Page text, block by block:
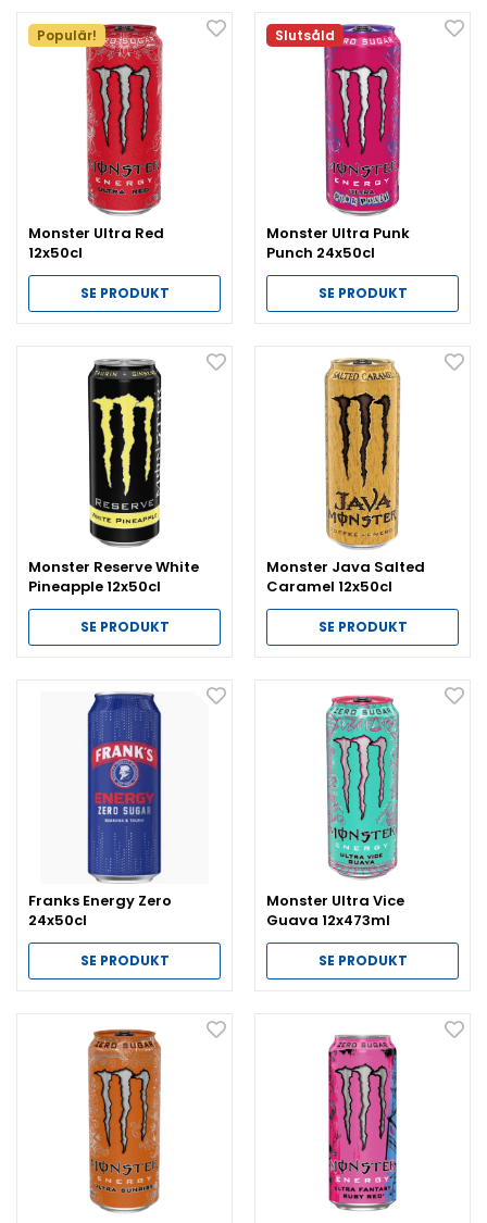
Populär!
Monster Ultra Red
12x50cl
SE PRODUKT
Slutsåld
Monster Ultra Punk
Punch 24x50cl
SE PRODUKT
Monster Reserve White
Pineapple 12x50cl
SE PRODUKT
Monster Java Salted
Caramel 12x50cl
SE PRODUKT
Franks Energy Zero
24x50cl
SE PRODUKT
Monster Ultra Vice
Guava 12x473ml
SE PRODUKT